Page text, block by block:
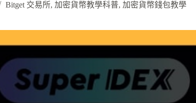
Bitget 交易所, 加密貨幣教學科普, 加密貨幣錢包教學